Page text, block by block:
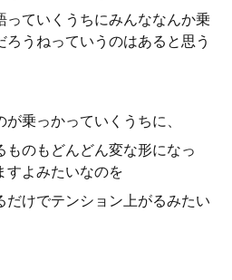
っていくうちにみんななんか乗
ろうねっていうのはあると思う
乗っかっていくうちに、
のもどんどん変な形になっ
すよみたいなのを
だけでテンション上がるみたい